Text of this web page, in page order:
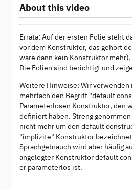
About this video
Errata: Auf der ersten Folie steht
vor dem Konstruktor, das gehört
wäre dann kein Konstruktor mehr).
Die Folien sind berichtigt und
Weitere Hinweise: Wir verwenden
mehrfach den Begriff "default
Parameterlosen Konstruktor, den
definiert haben. Streng
nicht mehr um den default
"implizite" Konstruktor
Sprachgebrauch wird aber häufig
angelegter Konstruktor default
er parameterlos ist.